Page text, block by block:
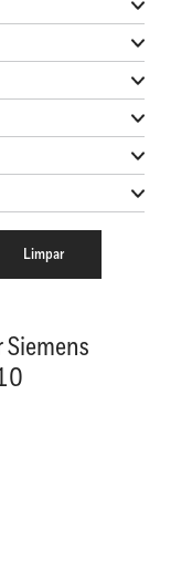
Siemens